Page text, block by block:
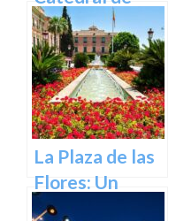
Murcia: un
tesoro
arquitectónico
y cultural
La Plaza de las
Flores: Un
Rincón de Color